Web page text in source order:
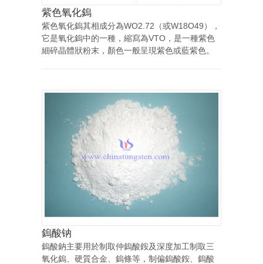
紫色氧化鎢
紫色氧化鎢其相成分為WO2.72（或W18O49），
它是氧化鎢中的一種，縮寫為VTO，是一種紫色
細碎晶體狀粉末，顏色一般呈現紫色或藍紫色。
鎢酸钠
鎢酸鈉主要用於制取仲鎢酸銨及深度加工制取三
氧化鎢、硬質合金、鎢條等，制偏鎢酸銨、鎢酸